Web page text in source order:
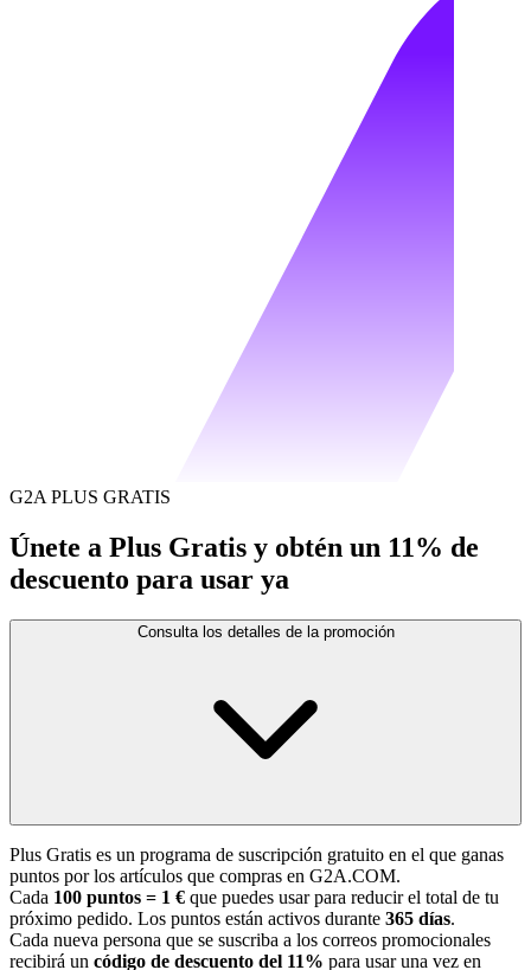
G2A PLUS GRATIS
Únete a Plus Gratis y obtén un 11% de
descuento para usar ya
Consulta los detalles de la promoción
Plus Gratis es un programa de suscripción gratuito en el que ganas
puntos por los artículos que compras en G2A.COM.
Cada 100 puntos = 1 € que puedes usar para reducir el total de tu
próximo pedido. Los puntos están activos durante 365 días.
Cada nueva persona que se suscriba a los correos promocionales
recibirá un código de descuento del 11% para usar una vez en